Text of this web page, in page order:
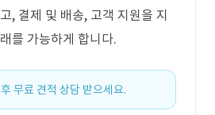
, 결제 및 배송, 고객 지원을 지
를 가능하게 합니다.
무료 견적 상담 받으세요.